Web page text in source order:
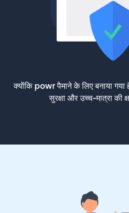
क्योंकि powr पैमाने के लिए बनाया
सुरक्षा और उच्च-मात्रा की